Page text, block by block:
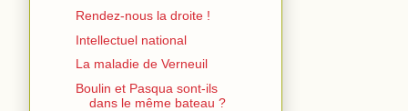
Rendez-nous la droite !
Intellectuel national
La maladie de Verneuil
Boulin et Pasqua sont-ils
dans le même bateau ?